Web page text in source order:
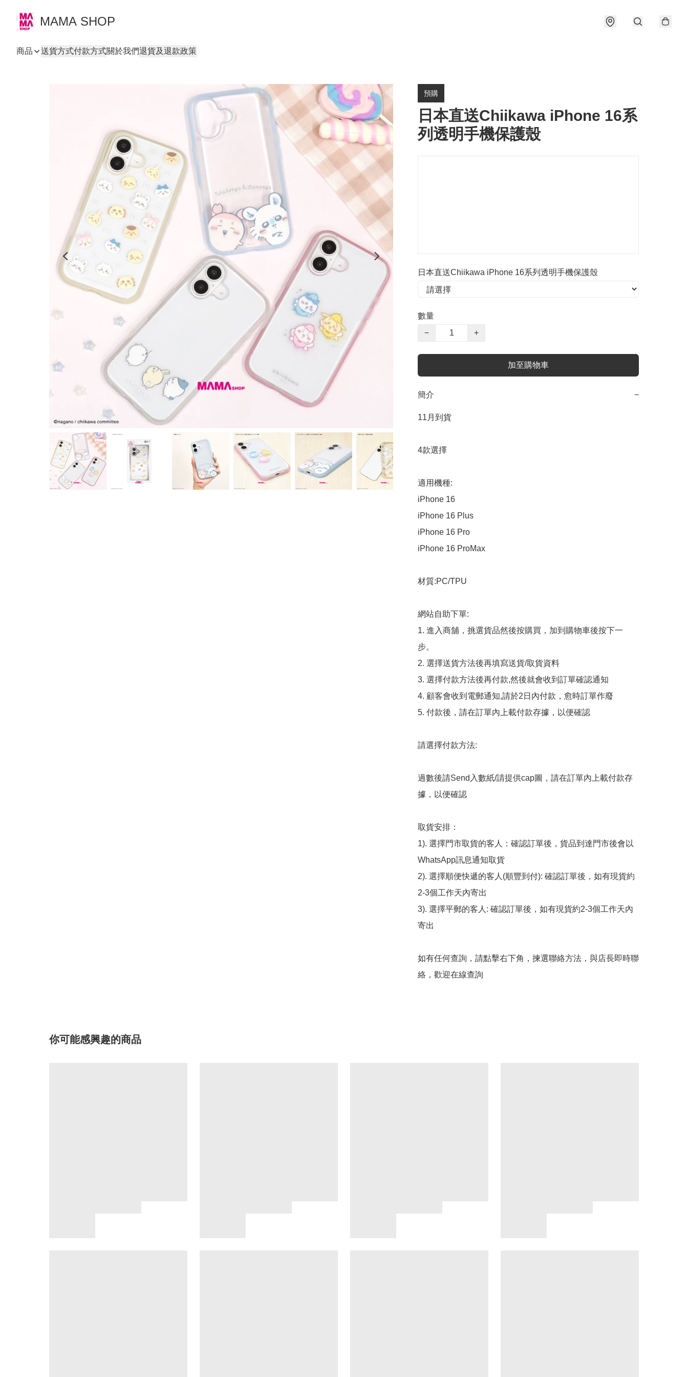
MAMA SHOP
商品 送貨方式付款方式關於我們退貨及退款政策
預購
日本直送Chiikawa iPhone 16系
列透明手機保護殼
日本直送Chiikawa iPhone 16系列透明手機保護殼
數量
−
+
加至購物車
簡介 −
11月到貨
4款選擇
適用機種:
​iPhone 16
​iPhone 16 Plus
​iPhone 16 Pro
​iPhone 16 ProMax
材質:PC/TPU
網站自助下單:
1. 進入商舖，挑選貨品然後按購買，加到購物車後按下一
步。
2. 選擇送貨方法後再填寫送貨/取貨資料
3. 選擇付款方法後再付款,然後就會收到訂單確認通知
4. 顧客會收到電郵通知,請於2日內付款，愈時訂單作廢
5. 付款後，請在訂單內上載付款存據，以便確認
請選擇付款方法:
過數後請Send入數紙/請提供cap圖，請在訂單內上載付款存
據，以便確認
取貨安排：
1). 選擇門市取貨的客人：確認訂單後，貨品到達門市後會以
WhatsApp訊息通知取貨
2). 選擇順便快遞的客人(順豐到付): 確認訂單後，如有現貨約
2-3個工作天內寄出
3). 選擇平郵的客人: 確認訂單後，如有現貨約2-3個工作天內
寄出
如有任何查詢，請點擊右下角，揀選聯絡方法，與店長即時聯
絡，歡迎在線查詢
你可能感興趣的商品